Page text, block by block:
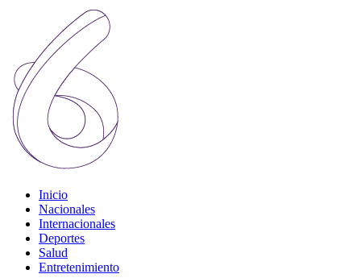
Inicio
Nacionales
Internacionales
Deportes
Salud
Entretenimiento